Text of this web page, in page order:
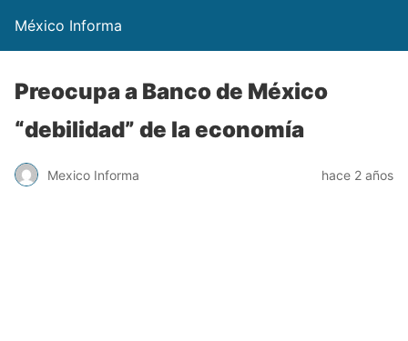
México Informa
Preocupa a Banco de México
“debilidad” de la economía
Mexico Informa hace 2 años